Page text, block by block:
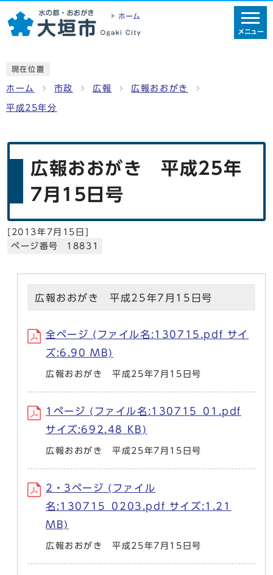
ホーム
メニュー
現在位置
ホーム 市政 広報 広報おおがき
平成25年分
広報おおがき 平成25年
7月15日号
[ 2013年7月15日 ]
ページ番号 18831
広報おおがき 平成25年7月15日号
全ページ (ファイル名:130715.pdf サイ
ズ:6.90 MB)
広報おおがき 平成25年7月15日号
1ページ (ファイル名:130715_01.pdf
サイズ:692.48 KB)
広報おおがき 平成25年7月15日号
2・3ページ (ファイル
名:130715_0203.pdf サイズ:1.21
MB)
広報おおがき 平成25年7月15日号